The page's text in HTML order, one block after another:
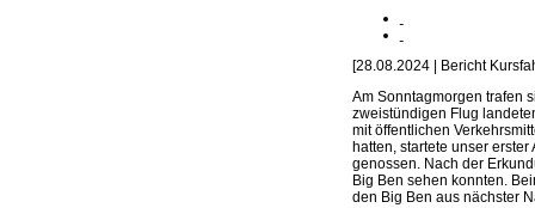
[28.08.2024 | Bericht
Am Sonntagmorgen trafen
zweistündigen Flug
mit öffentlichen
hatten, startete unser
genossen. Nach der
Big Ben sehen konnten.
den Big Ben aus nächster